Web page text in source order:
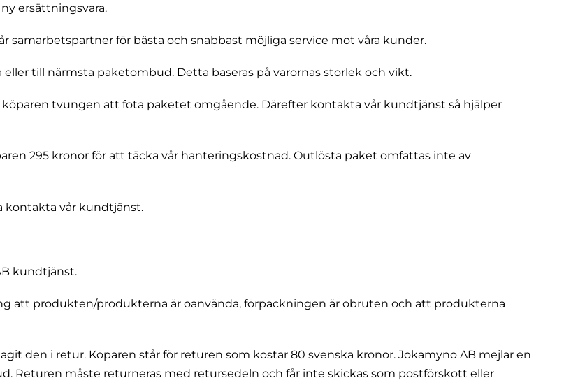
ersättningsvara.
samarbetspartner för bästa och snabbast möjliga service mot våra kunder.
till närmsta paketombud. Detta baseras på varornas storlek och vikt.
tvungen att fota paketet omgående. Därefter kontakta vår kundtjänst så hjälper
295 kronor för att täcka vår hanteringskostnad. Outlösta paket omfattas inte av
kontakta vår kundtjänst.
kundtjänst.
att produkten/produkterna är oanvända, förpackningen är obruten och att produkterna
den i retur. Köparen står för returen som kostar 80 svenska kronor. Jokamyno AB mejlar en
Returen måste returneras med retursedeln och får inte skickas som postförskott eller